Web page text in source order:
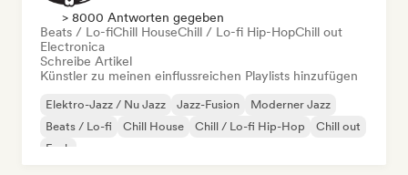
> 8000 Antworten gegeben
Beats / Lo-fiChill HouseChill / Lo-fi Hip-HopChill out
Electronica
Schreibe Artikel
Künstler zu meinen einflussreichen Playlists hinzufügen
Elektro-Jazz / Nu Jazz Jazz-Fusion
Moderner Jazz
Beats / Lo-fi
Chill House Chill / Lo-fi Hip-Hop
Chill out
Funk